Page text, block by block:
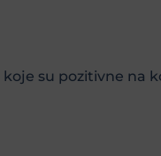
su pozitivne na